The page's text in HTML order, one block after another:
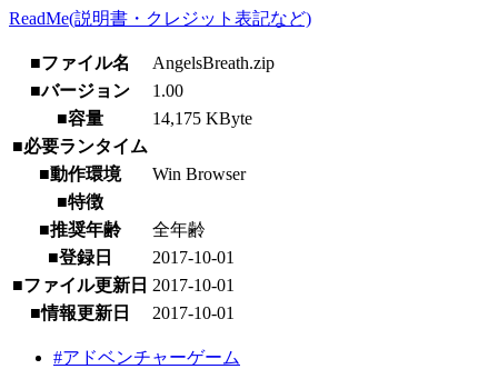
ReadMe(説明書・クレジット表記など)
■ファイル名
AngelsBreath.zip
■バージョン
1.00
■容量
14,175 KByte
■必要ランタイム
■動作環境
Win Browser
■特徴
■推奨年齢
全年齢
■登録日
2017-10-01
■ファイル更新日 2017-10-01
■情報更新日
2017-10-01
#アドベンチャーゲーム